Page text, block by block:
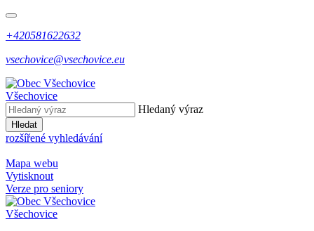
+420581622632
vsechovice@vsechovice.eu
Všechovice
Hledaný výraz
Hledat
rozšířené vyhledávání
Mapa webu
Vytisknout
Verze pro seniory
Všechovice